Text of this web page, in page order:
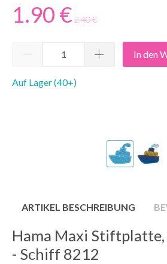
1.90 € 2.40 €
In den
Auf Lager (40+)
ARTIKEL BESCHREIBUNG
Hama Maxi
- Schiff 8212